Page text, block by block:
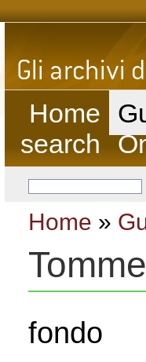
Home
search
Home »
fondo